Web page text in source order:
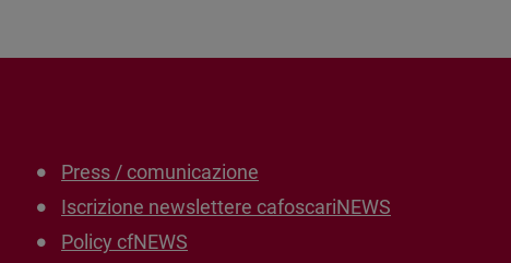
Press / comunicazione
Iscrizione newslettere cafoscariNEWS
Policy cfNEWS